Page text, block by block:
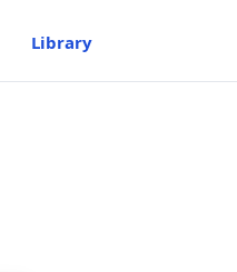
Library